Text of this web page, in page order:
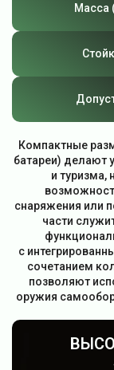
Масса
Компактные
батареи) делают
и туризма,
снаряжения или
части
с
сочетанием
позволяют
оружия